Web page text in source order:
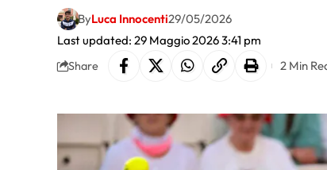
Last updated: 29 Maggio 2026 3:41 pm
ByLuca Innocenti29/05/2026
Share 2 Min